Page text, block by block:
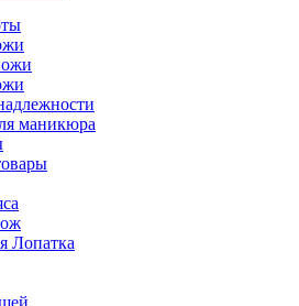
маникюра
Лопатка